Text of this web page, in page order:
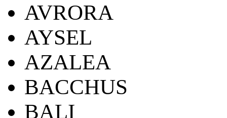
AVRORA
AYSEL
AZALEA
BACCHUS
BALI